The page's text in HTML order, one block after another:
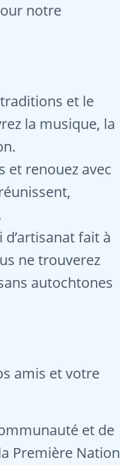
notre
et le
la musique, la
et renouez avec
fait à
ne trouverez
autochtones
amis et votre
et de
Première Nation